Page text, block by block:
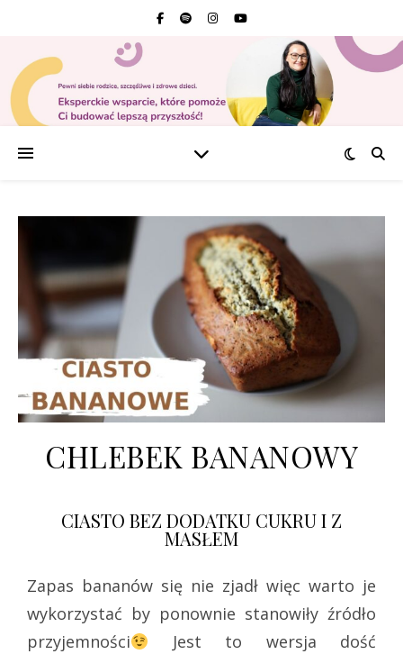
CHLEBEK BANANOWY
CIASTO BEZ DODATKU CUKRU I Z
MASŁEM
Zapas bananów się nie zjadł więc warto je
wykorzystać by ponownie stanowiły źródło
przyjemności
Jest to wersja dość